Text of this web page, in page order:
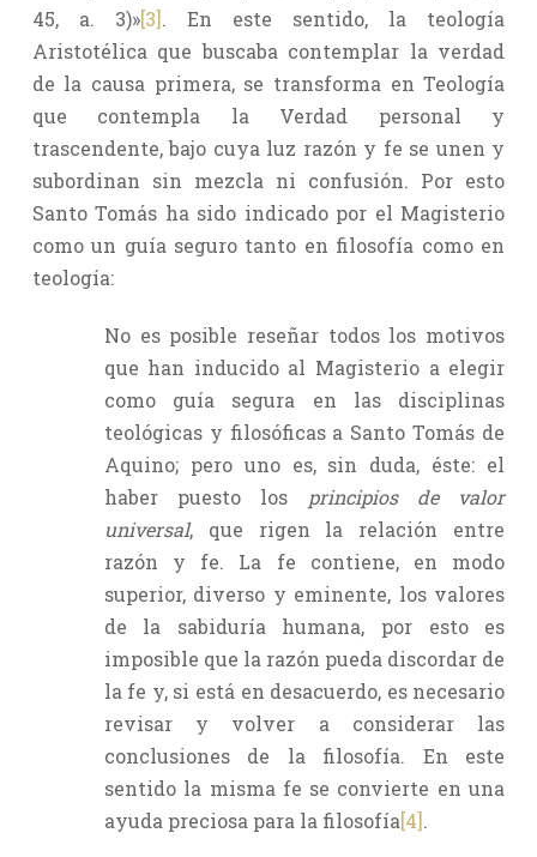
45, a. 3)»[3]. En este sentido, la teología
Aristotélica que buscaba contemplar la verdad
de la causa primera, se transforma en Teología
que contempla la Verdad personal y
trascendente, bajo cuya luz razón y fe se unen y
subordinan sin mezcla ni confusión. Por esto
Santo Tomás ha sido indicado por el Magisterio
como un guía seguro tanto en filosofía como en
teología:
No es posible reseñar todos los motivos
que han inducido al Magisterio a elegir
como guía segura en las disciplinas
teológicas y filosóficas a Santo Tomás de
Aquino; pero uno es, sin duda, éste: el
haber puesto los
principios de valor
universal, que rigen la relación entre
razón y fe. La fe contiene, en modo
superior, diverso y eminente, los valores
de la sabiduría humana, por esto es
imposible que la razón pueda discordar de
la fe y, si está en desacuerdo, es necesario
revisar y volver a considerar las
conclusiones de la filosofía. En este
sentido la misma fe se convierte en una
ayuda preciosa para la filosofía[4].